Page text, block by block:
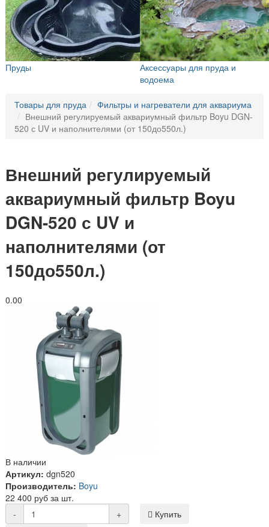
Пруды
Аксессуары для пруда и
водоема
Товары для пруда
Фильтры и нагреватели для аквариума
Внешний регулируемый аквариумный фильтр Boyu DGN-
520 с UV и наполнителями (от 150до550л.)
Внешний регулируемый
аквариумный фильтр Boyu
DGN-520 с UV и
наполнителями (от
150до550л.)
0.00
В наличии
Артикул: dgn520
Производитель: Boyu
22 400 руб за шт.
-
+
Купить